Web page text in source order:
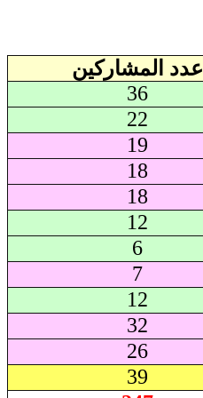
عدد المشاركين
36
22
19
18
18
12
6
7
12
32
26
39